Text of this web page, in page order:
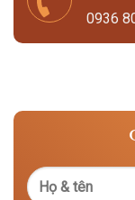
0936